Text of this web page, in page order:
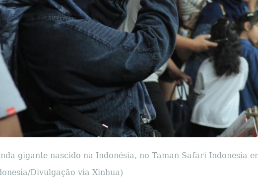
gigante nascido na Indonésia, no Taman Safari Indonesia
Divulgação via Xinhua)